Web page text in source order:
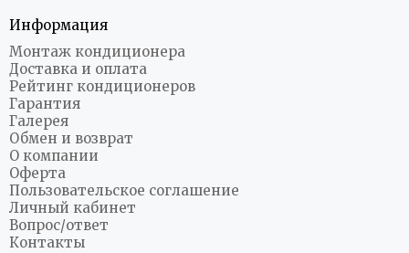
Информация
Монтаж кондиционера
Доставка и оплата
Рейтинг кондиционеров
Гарантия
Галерея
Обмен и возврат
О компании
Оферта
Пользовательское соглашение
Личный кабинет
Вопрос/ответ
Контакты